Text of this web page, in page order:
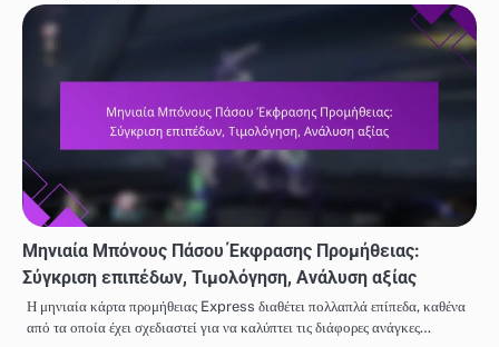
Μηνιαία Μπόνους Πάσου Έκφρασης Προμήθειας:
Σύγκριση επιπέδων, Τιμολόγηση, Ανάλυση αξίας
Η μηνιαία κάρτα προμήθειας Express διαθέτει πολλαπλά επίπεδα, καθένα
από τα οποία έχει σχεδιαστεί για να καλύπτει τις διάφορες ανάγκες…